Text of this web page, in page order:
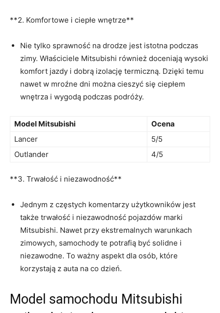
**2. ⁣Komfortowe i ciepłe wnętrze**
Nie tylko sprawność na drodze⁣ jest istotna‍ podczas
zimy. Właściciele Mitsubishi również doceniają wysoki
⁣komfort jazdy i dobrą izolację termiczną. Dzięki temu
⁤nawet‍ w mroźne dni można cieszyć się ciepłem
wnętrza i wygodą‍ podczas podróży.
Model Mitsubishi
Ocena
Lancer
5/5
Outlander
4/5
**3. Trwałość‍ i niezawodność**
Jednym z częstych komentarzy‌ użytkowników jest
także trwałość i ​niezawodność pojazdów marki
‌Mitsubishi. Nawet przy ekstremalnych warunkach
zimowych, samochody te potrafią być solidne i‌
niezawodne. To ważny ‍aspekt dla osób,⁤ które ​
korzystają z auta na co dzień.
Model samochodu Mitsubishi